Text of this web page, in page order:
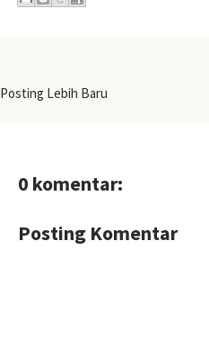
Posting Lebih Baru
0 komentar:
Posting Komentar